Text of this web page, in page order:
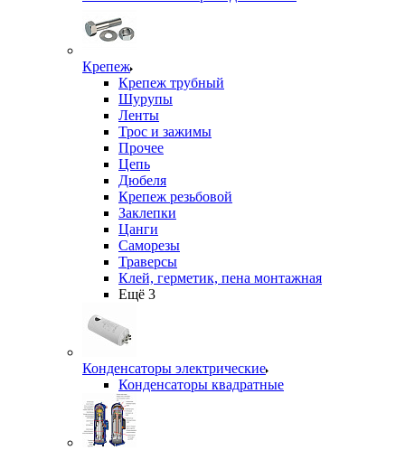
Крепеж
Крепеж трубный
Шурупы
Ленты
Трос и зажимы
Прочее
Цепь
Дюбеля
Крепеж резьбовой
Заклепки
Цанги
Саморезы
Траверсы
Клей, герметик, пена монтажная
Ещё 3
Конденсаторы электрические
Конденсаторы квадратные